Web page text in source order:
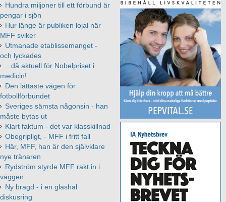
Hundra miljoner till ett förbund är
pengar i sjön
Hur länge är publiken lojal när
MFF sviker
Utmanade etablissemanget -
och lyckades
...då aktuell för Nobelpriset i
medicin!
Den lättaste vägen för
fotbollförbundet
Sveriges sämsta någonsin - han
måste bytas ut
Klart faktum - det var klasskillnad
Obegripligt, - MFF i fritt fall
Här, MFF, han är den självklare
nye tränaren
Rydström styrde MFF rakt in i
väggen
Ny bragd - i en glashal
diskusring